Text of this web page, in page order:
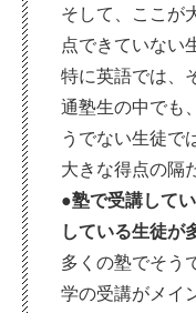
そして、ここが
点できていない
特に英語では、
通塾生の中でも
うでない生徒で
大きな得点の隔
●塾で受講して
している生徒が
多くの塾でそう
学の受講がメイ